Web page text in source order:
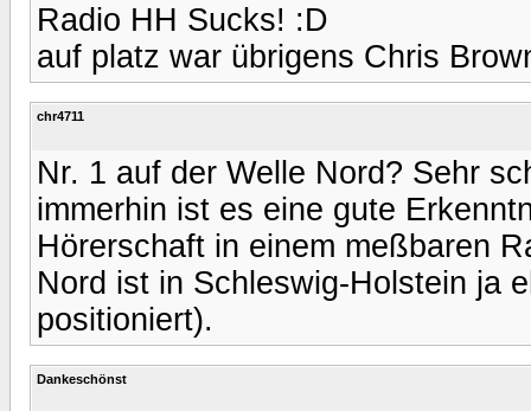
Radio HH Sucks! :D
auf platz war übrigens Chris
chr4711
Nr. 1 auf der Welle Nord? Sehr
immerhin ist es eine gute
Hörerschaft in einem meßbaren
Nord ist in Schleswig-Holstein ja
positioniert).
Dankeschönst